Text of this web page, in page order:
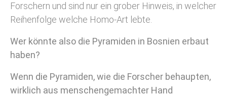
Forschern und sind nur ein grober Hinweis, in welcher
Reihenfolge welche Homo-Art lebte.
Wer könnte also die Pyramiden in Bosnien erbaut
haben?
Wenn die Pyramiden, wie die Forscher behaupten,
wirklich aus menschengemachter Hand